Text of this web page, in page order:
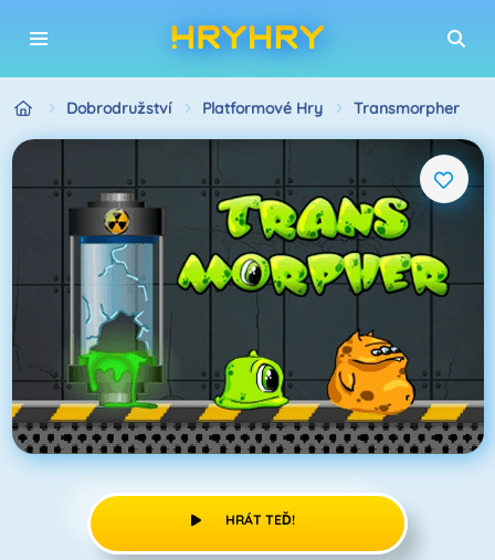
Dobrodružství Platformové Hry Transmorpher
HRÁT TEĎ!